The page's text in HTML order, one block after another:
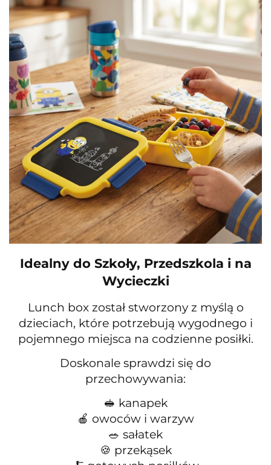
Idealny do Szkoły, Przedszkola i na
Wycieczki
Lunch box został stworzony z myślą o
dzieciach, które potrzebują wygodnego i
pojemnego miejsca na codzienne posiłki.
Doskonale sprawdzi się do
przechowywania:
🥪 kanapek
🍎 owoców i warzyw
🥗 sałatek
🍪 przekąsek